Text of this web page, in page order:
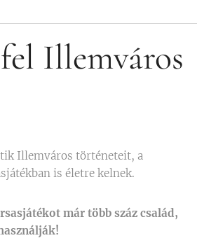
Illemváros
Illemváros történeteit, a
is életre kelnek.
már több száz család,